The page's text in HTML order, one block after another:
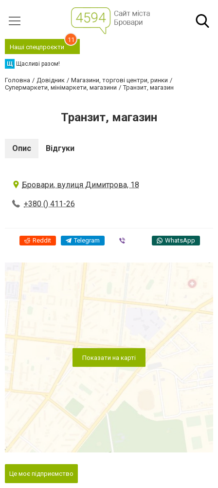
Наші спецпроєкти
11
Щ Щасливі разом!
Головна Довідник
Магазини, торгові центри, ринки
Супермаркети, мінімаркети, магазини
Транзит, магазин
Транзит, магазин
Опис Відгуки
Бровари, вулиця Димитрова, 18
+380 () 411-26
Reddit Telegram WhatsApp
Показати на карті
Це моє підприємство